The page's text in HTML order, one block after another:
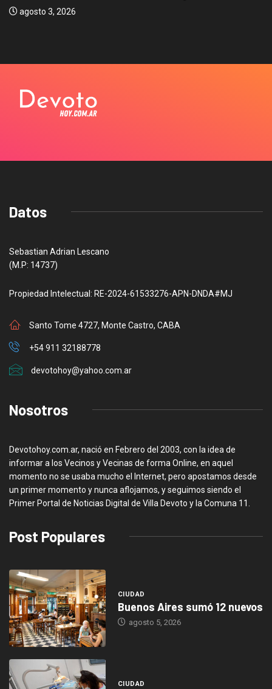
agosto 3, 2026
Datos
Sebastian Adrian Lescano
(M.P: 14737)
Propiedad Intelectual: RE-2024-61533276-APN-DNDA#MJ
Santo Tome 4727, Monte Castro, CABA
+54 911 32188778
devotohoy@yahoo.com.ar
Nosotros
Devotohoy.com.ar, nació en Febrero del 2003, con la idea de
informar a los Vecinos y Vecinas de forma Online, en aquel
momento no se usaba mucho el Internet, pero apostamos desde
un primer momento y nunca aflojamos, y seguimos siendo el
Primer Portal de Noticias Digital de Villa Devoto y la Comuna 11.
Post Populares
CIUDAD
Buenos Aires sumó 12 nuevos
agosto 5, 2026
CIUDAD